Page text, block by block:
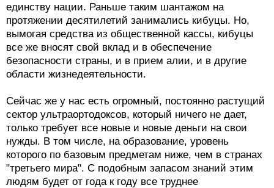
единству нации. Раньше таким шантажом на
протяжении десятилетий занимались кибуцы. Но,
вымогая средства из общественной кассы, кибуцы
все же вносят свой вклад и в обеспечение
безопасности страны, и в прием алии, и в другие
области жизнедеятельности.
Сейчас же у нас есть огромный, постоянно растущий
сектор ультраортодоксов, который ничего не дает,
только требует все новые и новые деньги на свои
нужды. В том числе, на образование, уровень
которого по базовым предметам ниже, чем в странах
"третьего мира". С подобным запасом знаний этим
людям будет от года к году все труднее